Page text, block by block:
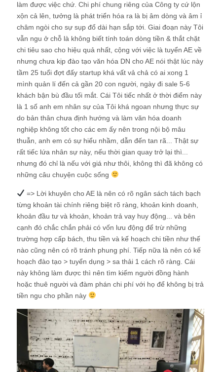
làm được việc chứ. Chi phí chung riêng của Công ty cứ lộn
xộn cả lên, tưởng là phát triển hóa ra là bị âm dòng và âm ỉ
châm ngòi cho sự sụp đổ dài hạn sắp tới. Giai đoạn này Tôi
vẫn ngu ở chỗ là không biết tính toán dòng tiền & thắt chặt
chi tiêu sao cho hiệu quả nhất, cộng với việc là tuyển AE về
nhưng chưa kịp đào tạo văn hóa DN cho AE nói thật lúc này
tầm 25 tuổi đợt đấy startup khá vất vả chả có ai xong 1
mình quản lí đến cả gần 20 con người, ngày đi sale 5-6
khách bận bù đầu tối mắt. Cái Tôi tiếc nhất ở thời điểm này
là 1 số anh em nhân sự của Tôi khá ngoan nhưng thực sự
do bản thân chưa định hướng và làm văn hóa doanh
nghiệp không tốt cho các em ấy nên trong nội bộ mâu
thuẫn, anh em có sự hiểu nhầm, dẫn đến tan rã... Thật sự
rất tiếc lứa nhân sự này, nếu thời gian quay trở lại thì...
nhưng đó chỉ là nếu với giá như thôi, không thì đã không có
những câu chuyện cuộc sống
=> Lời khuyên cho AE là nên có rõ ngân sách tách bạch
từng khoản tài chính riêng biệt rõ ràng, khoản kinh doanh,
khoản đầu tư và khoản, khoản trả vay huy động... và bên
cạnh đó chắc chắn phải có vốn lưu động để trừ những
trường hợp cấp bách, thu tiền và kế hoạch chi tiền như thế
nào cũng nên có rõ tránh phung phí. Tiếp nữa là nên có kế
hoạch đào tạo > tuyển dụng > sa thải 1 cách rõ ràng. Cái
này không làm được thì nên tìm kiếm người đồng hành
hoặc thuê người và đàm phán chi phí với họ để không bị trả
tiền ngu cho phần này